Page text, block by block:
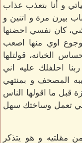
و أنا بتعذب عذاب
بيرن مرة و اتنين و
كان نفسي احضنها
اوي منها اصعب
الخيانه، قولتلها
احلفلك عليه اني
المصحف و بمنتهي
قبل ما اقولها الناس
تعمل وساختك سهل
و هو يتذكر